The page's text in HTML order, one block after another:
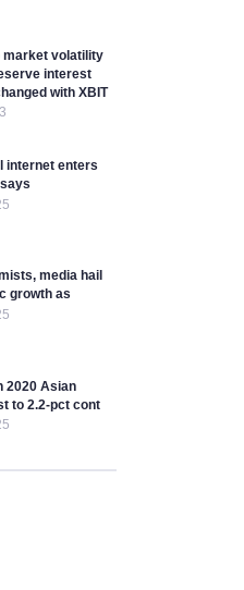
market volatility
interest
with XBIT
internet enters
media hail
growth as
2020 Asian
to 2.2-pct cont